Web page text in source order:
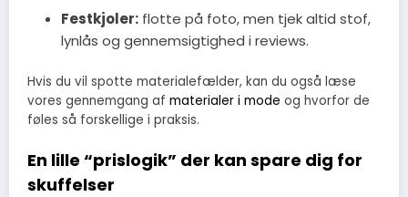
Festkjoler:flotte på foto, men tjek altid stof,
lynlås og gennemsigtighed i reviews.
Hvis du vil spotte materialefælder, kan du også læse
vores gennemgang af materialer i mode og hvorfor de
føles så forskellige i praksis.
En lille “prislogik” der kan spare dig for
skuffelser